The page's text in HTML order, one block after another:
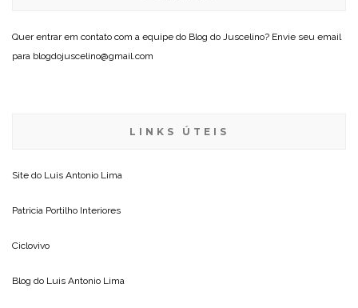
Quer entrar em contato com a equipe do Blog do Juscelino? Envie seu email
para blogdojuscelino@gmail.com
LINKS ÚTEIS
Site do Luis Antonio Lima
Patricia Portilho Interiores
Ciclovivo
Blog do Luis Antonio Lima